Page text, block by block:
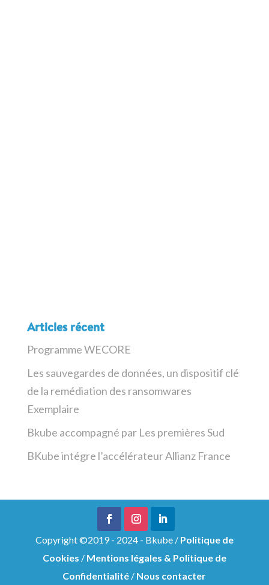
Articles récent
Programme WECORE
Les sauvegardes de données, un dispositif clé
de la remédiation des ransomwares
Exemplaire
Bkube accompagné par Les premières Sud
BKube intégre l’accélérateur Allianz France
Copyright ©2019 - 2024 - Bkube / Politique de
Cookies / Mentions légales & Politique de
Confidentialité / Nous contacter